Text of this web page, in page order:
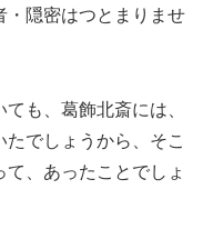
・隠密はつとまりませ
も、葛飾北斎には、
でしょうから、そこ
、あったことでしょ